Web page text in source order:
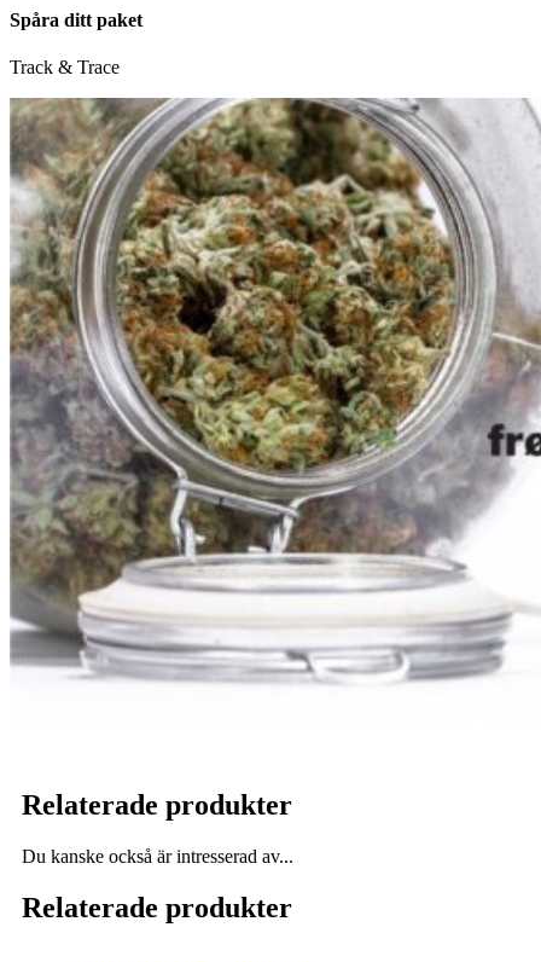
Spåra ditt paket
Track & Trace
Relaterade produkter
Du kanske också är intresserad av...
Relaterade produkter